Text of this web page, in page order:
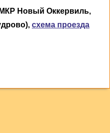
Новый Оккервиль,
схема проезда